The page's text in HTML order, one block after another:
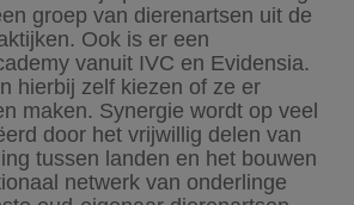
groep van dierenartsen uit de
Ook is er een
vanuit IVC en Evidensia.
hierbij zelf kiezen of ze er
maken. Synergie wordt op veel
door het vrijwillig delen van
tussen landen en het bouwen
netwerk van onderlinge